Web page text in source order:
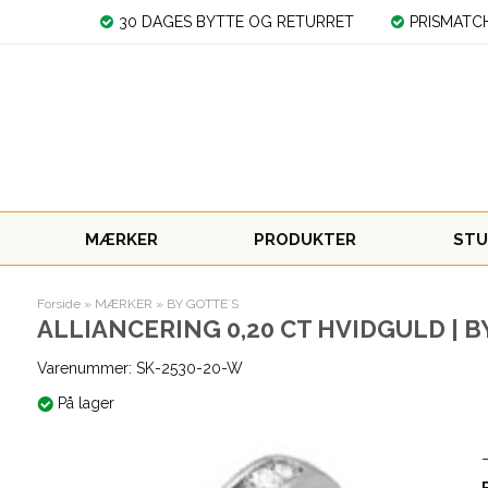
30 DAGES BYTTE OG RETURRET
MÆRKER PRODUKTER
Forside» MÆRKER » BY GOTTE´S
ALLIANCERING 0,20 CT HVIDGULD |
Varenummer: SK-2530-20-W
På lager